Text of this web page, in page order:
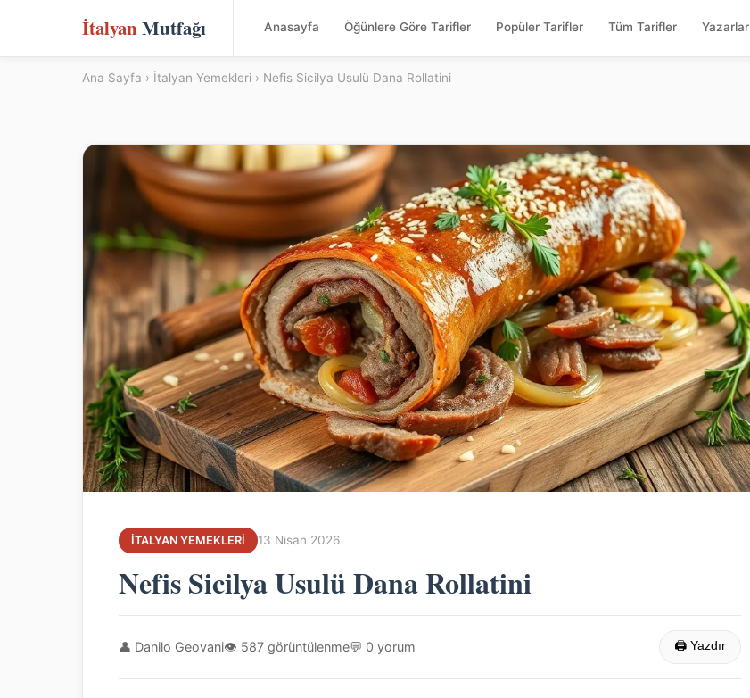
İtalyan Mutfağı Anasayfa Öğünlere Göre Tarifler Popüler Tarifler Tüm Tarifler Yazarlar
Ana Sayfa › İtalyan Yemekleri › Nefis Sicilya Usulü Dana Rollatini
İTALYAN YEMEKLERI 13 Nisan 2026
Nefis Sicilya Usulü Dana Rollatini
👤 Danilo Geovani👁 587 görüntülenme💬 0 yorum 🖨 Yazdır